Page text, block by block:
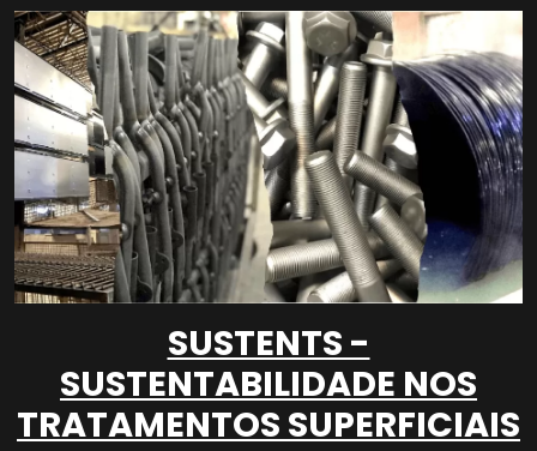
SUSTENTS -
SUSTENTABILIDADE NOS
TRATAMENTOS SUPERFICIAIS